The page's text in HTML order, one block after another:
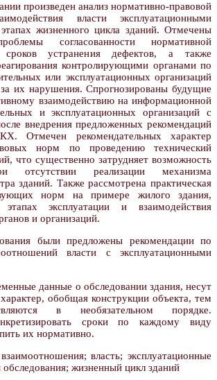
произведен анализ нормативно-правовой
власти эксплуатационными
жизненного цикла зданий. Отмечены
согласованности нормативной
устранения дефектов, а также
контролирующими органами по
или эксплуатационных организаций
за их нарушения. Спрогнозированы будущие
взаимодействию на информационной
и эксплуатационных организаций с
внедрения предложенных рекомендаций
Отмечен рекомендательных характер
норм по проведению технический
что существенно затрудняет возможность
отсутствии реализации механизма
зданий. Также рассмотрена практическая
норм на примере жилого здания,
эксплуатации и взаимодействия
и организаций.
были предложены рекомендации по
власти с эксплуатационными
данные о обследовании здания, несут
обобщая конструкции объекта, тем
в необязательном порядке.
сроки по каждому виду
их нормативно.
взаимоотношения; власть; эксплуатационные
обследования; жизненный цикл зданий